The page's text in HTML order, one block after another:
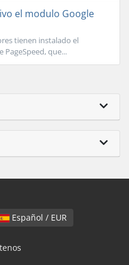
el modulo Google
tienen instalado el
PageSpeed, que...
Español / EUR